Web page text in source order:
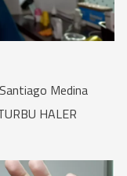
Santiago Medina
HALER